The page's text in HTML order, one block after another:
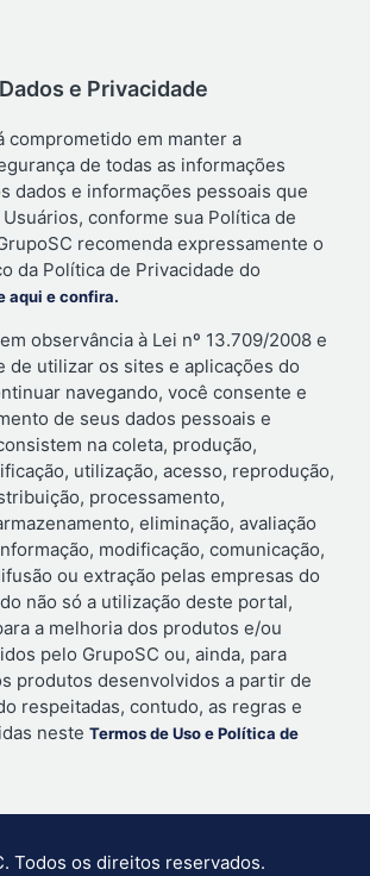
e Privacidade
comprometido em manter a
de todas as informações
dados e informações pessoais que
conforme sua Política de
recomenda expressamente o
da Política de Privacidade do
aqui e confira.
observância à Lei nº 13.709/2008 e
de utilizar os sites e aplicações do
navegando, você consente e
de seus dados pessoais e
na coleta, produção,
utilização, acesso, reprodução,
processamento,
eliminação, avaliação
modificação, comunicação,
ou extração pelas empresas do
não só a utilização deste portal,
a melhoria dos produtos e/ou
pelo GrupoSC ou, ainda, para
produtos desenvolvidos a partir de
respeitadas, contudo, as regras e
neste Termos de Uso e Política de
Todos os direitos reservados.